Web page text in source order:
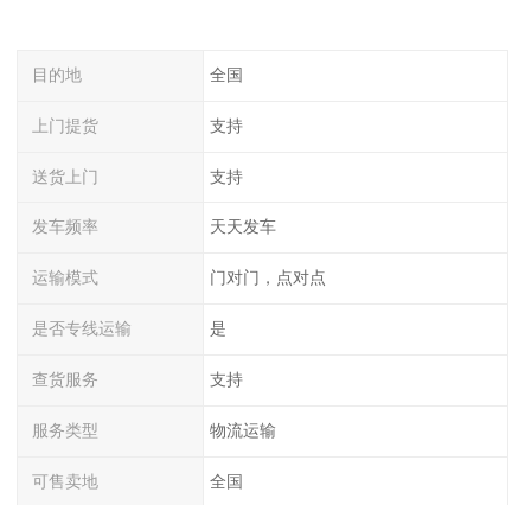
目的地 全国
上门提货 支持
送货上门 支持
发车频率 天天发车
运输模式 门对门，点对点
是否专线运输 是
查货服务 支持
服务类型 物流运输
可售卖地 全国